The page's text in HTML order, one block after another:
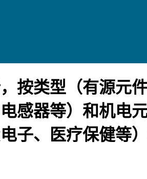
按类型（有源元
感器等）和机电
子、医疗保健等